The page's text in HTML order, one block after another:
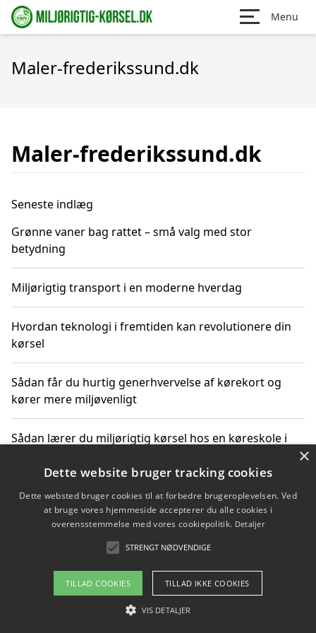
Menu
Maler-frederikssund.dk
Maler-frederikssund.dk
Seneste indlæg
Grønne vaner bag rattet – små valg med stor
betydning
Miljørigtig transport i en moderne hverdag
Hvordan teknologi i fremtiden kan revolutionere din
kørsel
Sådan får du hurtig generhvervelse af kørekort og
kører mere miljøvenligt
Sådan lærer du miljørigtig kørsel hos en køreskole i
Copyright 2026 - Pilanto Aps
Om / kontakt
×
Dette website bruger tracking cookies
Dette websted bruger cookies til at forbedre brugeroplevelsen. Ved
at bruge vores hjemmeside accepterer du alle cookies i
overensstemmelse med vores cookiepolitik. Detaljer
STRENGT NØDVENDIGE
TILLAD COOKIES TILLAD IKKE COOKIES
VIS DETALJER